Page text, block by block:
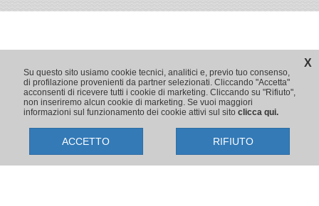
X
Su questo sito usiamo cookie tecnici, analitici e, previo tuo consenso,
di profilazione provenienti da partner selezionati. Cliccando "Accetta"
acconsenti di ricevere tutti i cookie di marketing. Cliccando su "Rifiuto",
non inseriremo alcun cookie di marketing. Se vuoi maggiori
informazioni sul funzionamento dei cookie attivi sul sito clicca qui.
ACCETTO RIFIUTO